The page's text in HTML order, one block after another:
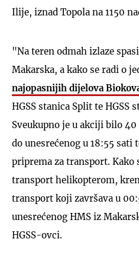
Ilije, iznad Topola na 1150
"Na teren odmah izlaze
Makarska, a kako se radi o
najopasnijih dijelova
HGSS stanica Split te HGSS
Sveukupno je u akciji bilo
do unesrećenog u 18:55
priprema za transport. Kako
transport helikopterom,
transport koji završava u
unesrećenog HMS iz
HGSS-ovci.